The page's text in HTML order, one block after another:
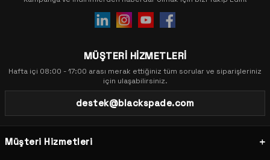
MÜŞTERİ HİZMETLERİ
Hafta içi 08:00 - 17:00 arası merak ettiğiniz tüm sorular ve siparişleriniz
için ulaşabilirsiniz.
destek@blackspade.com
Müşteri Hizmetleri